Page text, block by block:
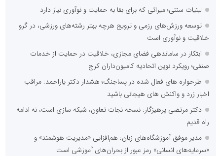
لبنیات سنتی؛ میراثی که برای بقا به حمایت و نوآوری نیاز دارد
توسعه ورزش‌های رزمی و ترویج هرچه بهتر رشته‌های ورزشی، در گرو
خلاقیت و نوآوری است
ابتکار در ساماندهی فضای مجازی، خلاقیت در حمایت از خدمات
صنفی؛ رویکرد نوین اتحادیه کامیون‌داران کرج
طرحواره های فعال شده در پساجنگ؛ هشدار دکتر یاراحمد: مراقب
اخبار زرد و واکنش های هیجانی باشید
دکتر مرتضی پرهیزگار: نسخه نجات تعاون، شبکه سازی است، نه ادامه
راه قدیم
مدیر موفق آموزشگاه‌های زبان: هم‌افزایی «مدیریت هوشمند» و
«سرمایه‌های انسانی» رمز عبور از بحران‌های آموزشی است